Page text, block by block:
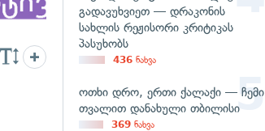
გადავუხვიეთ — დრაკონის
სახლის რეჟისორი კრიტიკას
პასუხობს
436 ნახვა
ოთხი დრო, ერთი ქალაქი — ჩემი
თვალით დანახული თბილისი
369 ნახვა